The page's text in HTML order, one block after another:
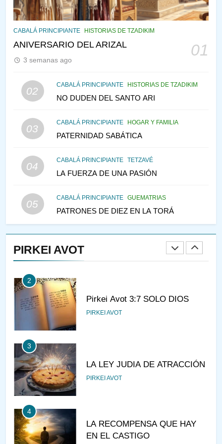
CABALÁ PRINCIPIANTE HISTORIAS DE TZADIKIM
ANIVERSARIO DEL ARIZAL 01
3 semanas ago
02
CABALÁ PRINCIPIANTE HISTORIAS DE TZADIKIM
NO DUDEN DEL SANTO ARI
03
CABALÁ PRINCIPIANTE HOGAR Y FAMILIA
PATERNIDAD SABÁTICA
04
CABALÁ PRINCIPIANTE TETZAVÉ
LA FUERZA DE UNA PASIÓN
05
CABALÁ PRINCIPIANTE GUEMATRIAS
PATRONES DE DIEZ EN LA TORÁ
PIRKEI AVOT
145
LA RECONSTRUCCIÓN DEL
MEDIO DE LA TRISTEZA
146
VEAMOS ¿POR QUÉ
LAS MUJERES
PENSAMIENTO JUDÍO PIRKEI AVOT
CONVERSAR CON LA MUJER
A LA LUZ DEL JUDAÍSMO
2
Pirkei Avot 3:7 SOLO DIOS
3
LA LEY JUDIA DE ATRACCIÓN
PIRKEI AVOT
4
LA RECOMPENSA QUE HAY
EN EL CASTIGO
5
¿DE DÓNDE VIENES?